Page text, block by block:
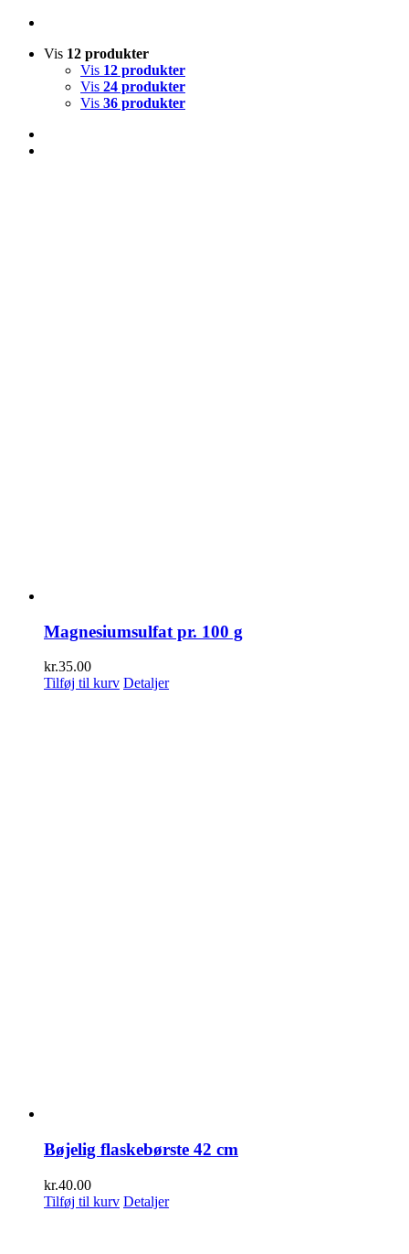
Vis 12 produkter
Vis 12 produkter
Vis 24 produkter
Vis 36 produkter
Magnesiumsulfat pr. 100 g
kr.35.00
Tilføj til kurv Detaljer
Bøjelig flaskebørste 42 cm
kr.40.00
Tilføj til kurv Detaljer